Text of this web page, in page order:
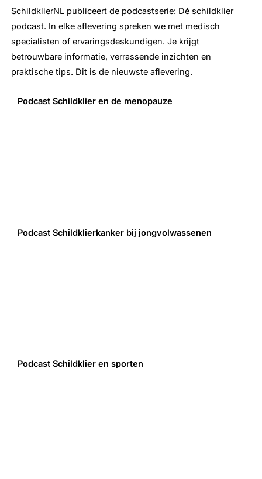
SchildklierNL publiceert de podcastserie: Dé schildklier
podcast. In elke aflevering spreken we met medisch
specialisten of ervaringsdeskundigen. Je krijgt
betrouwbare informatie, verrassende inzichten en
praktische tips. Dit is de nieuwste aflevering.
Podcast Schildklier en de menopauze
Podcast Schildklierkanker bij jongvolwassenen
Podcast Schildklier en sporten